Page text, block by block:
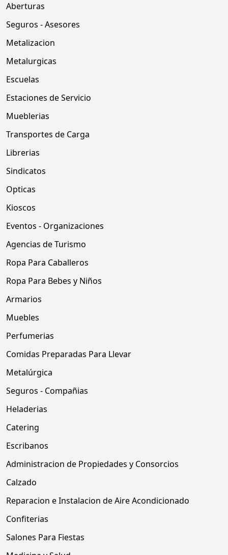
Aberturas
Seguros - Asesores
Metalizacion
Metalurgicas
Escuelas
Estaciones de Servicio
Mueblerias
Transportes de Carga
Librerias
Sindicatos
Opticas
Kioscos
Eventos - Organizaciones
Agencias de Turismo
Ropa Para Caballeros
Ropa Para Bebes y Niños
Armarios
Muebles
Perfumerias
Comidas Preparadas Para Llevar
Metalúrgica
Seguros - Compañias
Heladerias
Catering
Escribanos
Administracion de Propiedades y Consorcios
Calzado
Reparacion e Instalacion de Aire Acondicionado
Confiterias
Salones Para Fiestas